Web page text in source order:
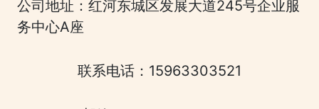
公司地址：红河东城区发展大道245号企业服
务中心A座
联系电话：15963303521